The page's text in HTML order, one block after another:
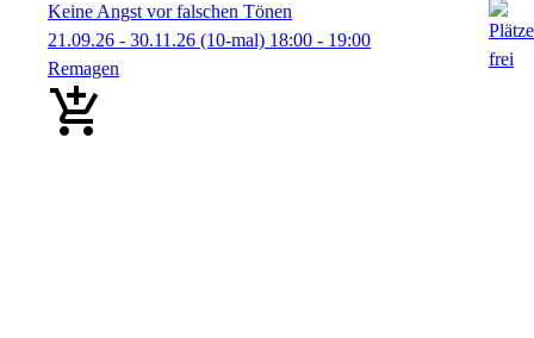
Keine Angst vor falschen Tönen
21.09.26 - 30.11.26 (10-mal) 18:00 - 19:00
Remagen